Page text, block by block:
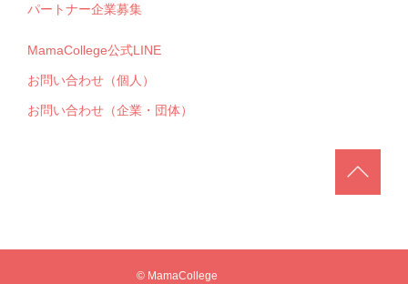
パートナー企業募集
MamaCollege公式LINE
お問い合わせ（個人）
お問い合わせ（企業・団体）
© MamaCollege